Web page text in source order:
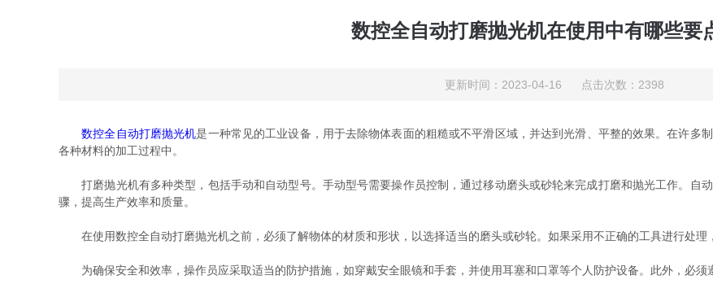
数控全自动打磨抛光机在使用中有哪些要
更新时间：2023-04-16 点击次数：2398
数控全自动打磨抛光机是一种常见的工业设备，用于去除物体表面的粗糙或不平滑区域，并达到光滑、平整的效果。在许多
各种材料的加工过程中。
打磨抛光机有多种类型，包括手动和自动型号。手动型号需要操作员控制，通过移动磨头或砂轮来完成打磨和抛光工作。自
骤，提高生产效率和质量。
在使用数控全自动打磨抛光机之前，必须了解物体的材质和形状，以选择适当的磨头或砂轮。如果采用不正确的工具进行处理
为确保安全和效率，操作员应采取适当的防护措施，如穿戴安全眼镜和手套，并使用耳塞和口罩等个人防护设备。此外，必须